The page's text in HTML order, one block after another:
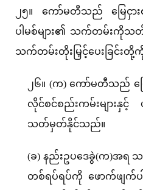
၂၅။ ကော်မတီသည် မြေငှားစ
ပါမစ်များ၏ သက်တမ်းကိုသတ်မှ
သက်တမ်းတိုးမြှင့်ပေးခြင်း
၂၆။ (က) ကော်မတီသည် မြေ
လိုင်စင်စည်းကမ်းများနှ
သတ်မှတ်နိုင်သည်။
(ခ) နည်းဥပဒေခွဲ(က)အရ
တစ်ရပ်ရပ်ကို ဖောက်ဖျက်ပါ